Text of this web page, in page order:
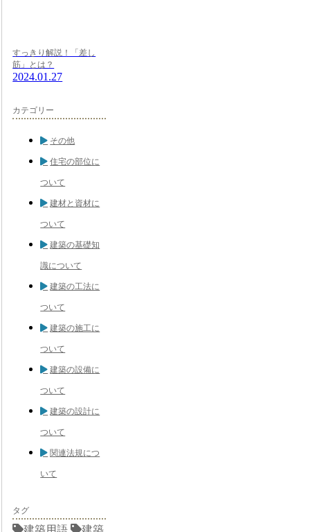
すっきり解説！「差し
筋」とは？
2024.01.27
カテゴリー
その他
住宅の部位に
ついて
建材と資材に
ついて
建築の基礎知
識について
建築の工法に
ついて
建築の施工に
ついて
建築の設備に
ついて
建築の設計に
ついて
関連法規につ
いて
タグ